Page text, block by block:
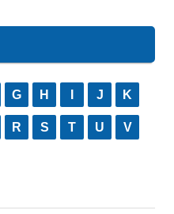
G H J K
R S T U V